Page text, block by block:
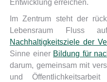
Entwicklung erreichen.
Im Zentrum steht der
Lebensraum Fluss
Nachhaltigkeitsziele der
Sinne einer Bildung für
darum, gemeinsam mit
und